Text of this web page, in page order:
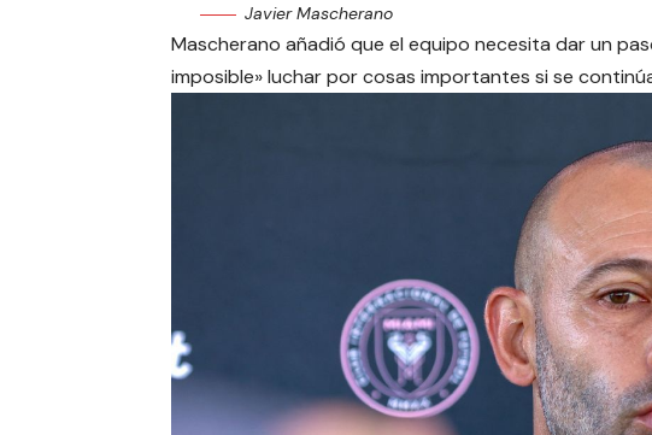
Javier Mascherano
Mascherano añadió que el equipo necesita dar un
imposible» luchar por cosas importantes si se